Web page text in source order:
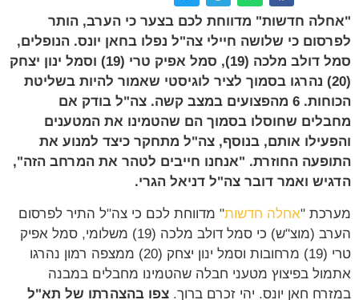
חדשות" מדווחת לכם בצער כי הערב, הותר
כי שלושה חיילי צה"ל נפלו בחאן יונס. הנופלים,
סמל דולב מלכה (19), סמל אפיק טרי (19) וסמל ינון יצחק
(20) נהרגו בסמוך לציר לוגיסטי שאמור להיות בשליטת
הכוחות. 6 מהפצועים במצב קשה. צה"ל בודק אם
שחוסלו בסמוך הם שהטמינו את המטענים
אותם, בנוסף, צה"ל מתחקר כיצד למנוע את
החוזרת. "אנחנו חייבים לטהר את המרחב הזה",
ואמר דובר צה"ל דניאל הגרי.
"אחלה חדשות" מדווחת לכם כי צה"ל התיר לפרסום
הערב (מוצ"ש) כי סמל דולב מלכה (19) משלומי, סמל אפיק
טרי (19) מרחובות וסמל ינון יצחק (20) ממצפה רמון נהרגו
בפיצוץ מטעני חבלה שהטמינו מחבלים במבנה
חאן יונס. יהי זכרם ברוך.צפו בהצהרתו של תא"ל